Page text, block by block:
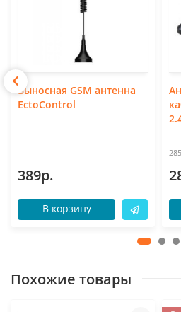
Выносная GSM антенна
EctoControl
389р.
В корзину
Похожие товары